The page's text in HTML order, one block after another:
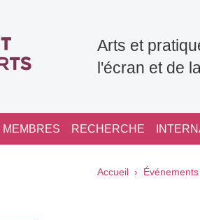
Arts et
l'écran et de
MEMBRES RECHERCHE
Fil
Accueil Événements